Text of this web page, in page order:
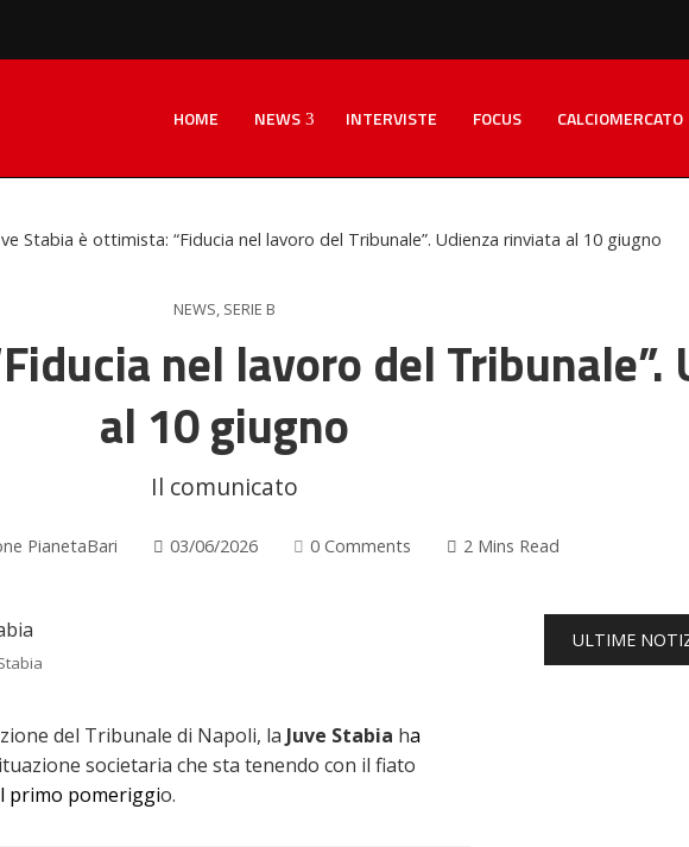
HOME NEWS INTERVISTE FOCUS CALCIOMERCATO
Stabia è ottimista: “Fiducia nel lavoro del Tribunale”. Udienza rinviata al 10 giugno
NEWS, SERIE B
nel lavoro del
al 10 giugno
Il comunicato
PianetaBari 03/06/2026 0 Comments 2 Mins Read
del Tribunale di Napoli, la Juve Stabia ha
societaria che sta tenendo con il fiato
primo pomeriggio.
ULTIME